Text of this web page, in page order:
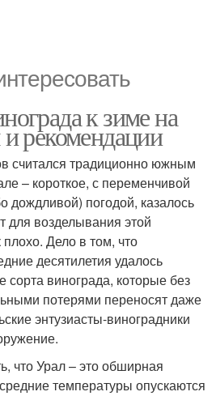
к зиме на
рекомендации
считался традиционно южным
– короткое, с переменчивой
дождливой) погодой, казалось
для возделывания этой
плохо. Дело в том, что
десятилетия удалось
сорта винограда, которые без
потерями переносят даже
энтузиасты-виноградники
что Урал – это обширная
температуры опускаются